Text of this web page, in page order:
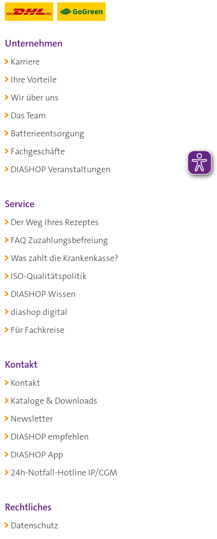
Unternehmen
Karriere
Ihre Vorteile
Wir über uns
Das Team
Batterieentsorgung
Fachgeschäfte
DIASHOP Veranstaltungen
Service
Der Weg Ihres Rezeptes
FAQ Zuzahlungsbefreiung
Was zahlt die Krankenkasse?
ISO-Qualitätspolitik
DIASHOP Wissen
diashop.digital
Für Fachkreise
Kontakt
Kontakt
Kataloge & Downloads
Newsletter
DIASHOP empfehlen
DIASHOP App
24h-Notfall-Hotline IP/CGM
Rechtliches
Datenschutz